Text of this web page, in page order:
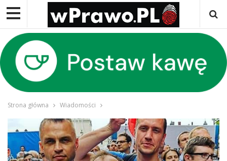
Strona główna Wiadomości